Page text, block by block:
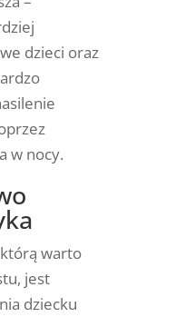
dzieci oraz
w nocy.
warto
jest
dziecku